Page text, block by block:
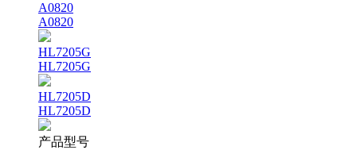
A0820
A0820
HL7205G
HL7205G
HL7205D
HL7205D
产品型号